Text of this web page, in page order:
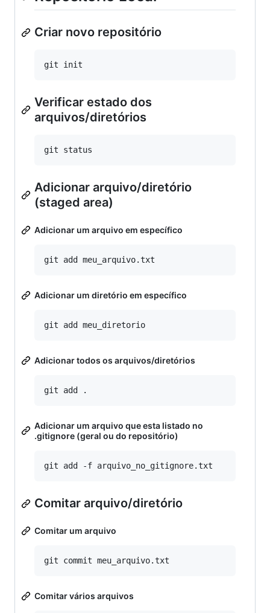
Criar novo repositório
Verificar estado dos
arquivos/diretórios
Adicionar arquivo/diretório
(staged area)
Adicionar um arquivo em específico
Adicionar um diretório em específico
Adicionar todos os arquivos/diretórios
Adicionar um arquivo que esta listado no
.gitignore (geral ou do repositório)
Comitar arquivo/diretório
Comitar um arquivo
Comitar vários arquivos